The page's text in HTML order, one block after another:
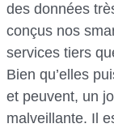
des données
conçus nos
services tiers
Bien qu’elles
et peuvent, un
malveillante. Il